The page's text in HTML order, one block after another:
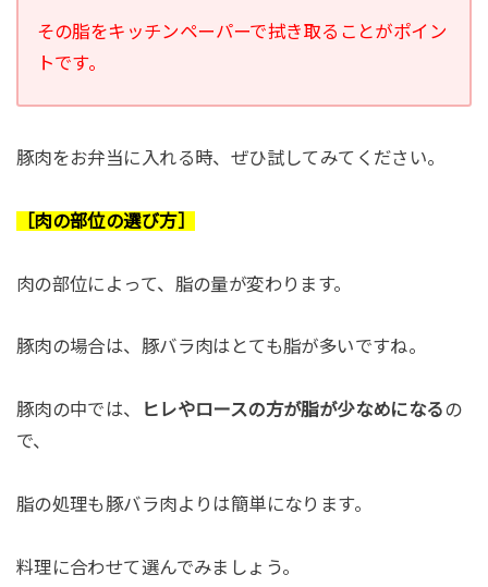
その脂をキッチンペーパーで拭き取ることがポイン
トです。
豚肉をお弁当に入れる時、ぜひ試してみてください。
［肉の部位の選び方］
肉の部位によって、脂の量が変わります。
豚肉の場合は、豚バラ肉はとても脂が多いですね。
豚肉の中では、 ヒレやロースの方が脂が少なめになるの
で、
脂の処理も豚バラ肉よりは簡単になります。
料理に合わせて選んでみましょう。